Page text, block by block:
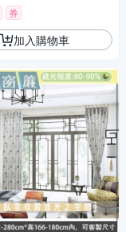
券
加入購物車